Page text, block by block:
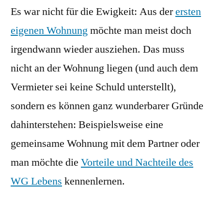
Es war nicht für die Ewigkeit: Aus derersten
eigenen Wohnungmöchte man meist doch
irgendwann wieder ausziehen. Das muss
nicht an der Wohnung liegen (und auch dem
Vermieter sei keine Schuld unterstellt),
sondern es können ganz wunderbarer Gründe
dahinterstehen: Beispielsweise eine
gemeinsame Wohnung mit dem Partner oder
man möchte die Vorteile und Nachteile des
WG Lebens kennenlernen.